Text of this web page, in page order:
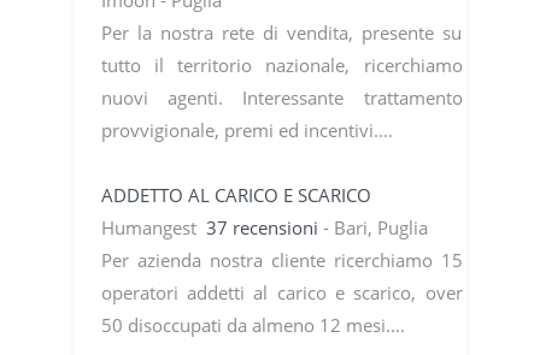
Per la nostra rete di vendita, presente su
tutto il territorio nazionale, ricerchiamo
nuovi agenti. Interessante trattamento
provvigionale, premi ed incentivi....
ADDETTO AL CARICO E SCARICO
Humangest 37 recensioni - Bari, Puglia
Per azienda nostra cliente ricerchiamo 15
operatori addetti al carico e scarico, over
50 disoccupati da almeno 12 mesi....